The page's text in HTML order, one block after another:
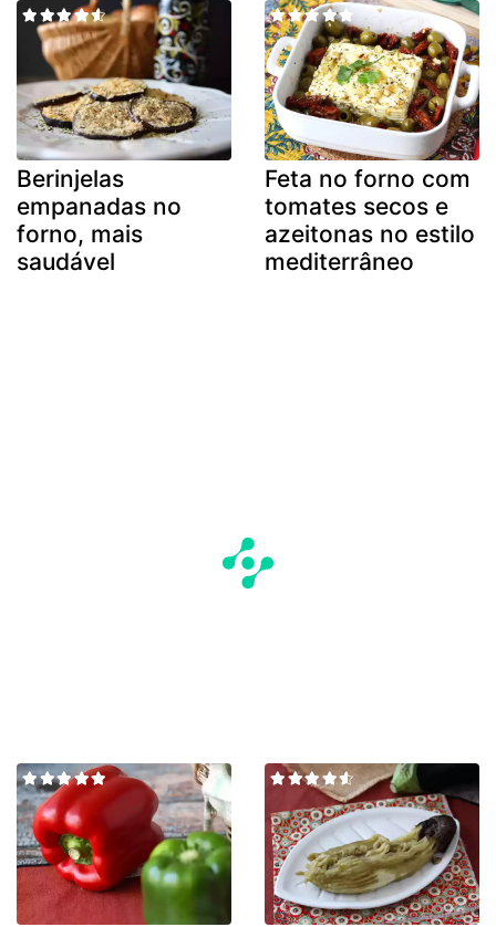
Berinjelas
empanadas no
forno, mais
saudável
Feta no forno com
tomates secos e
azeitonas no estilo
mediterrâneo